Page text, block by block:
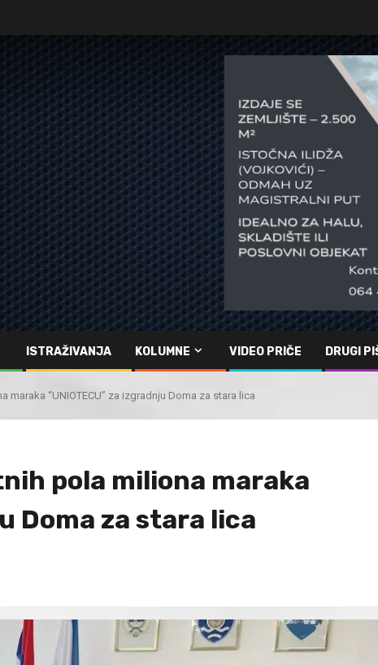
ISTRAŽIVANJA KOLUMNE VIDEO PRIČE DRUGI
“UNIOTECU” za izgradnju Doma za stara lica
pola miliona maraka
Doma za stara lica